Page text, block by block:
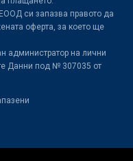
си запазва правото да
оферта, за което ще
администратор на лични
Данни под № 307035 от